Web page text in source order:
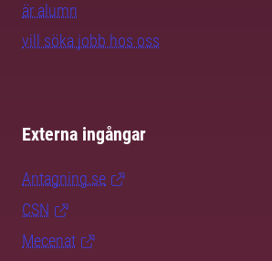
är alumn
vill söka jobb hos oss
Externa ingångar
Antagning.se
CSN
Mecenat